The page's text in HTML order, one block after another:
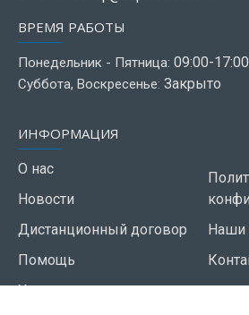
ВРЕМЯ РАБОТЫ
Понедельник - Пятница: 09:00-17:00
Суббота, Воскресенье: Закрыто
ИНФОРМАЦИЯ
О нас
Новости
Дистанционный договор
Помощь
Условия использования
Наши